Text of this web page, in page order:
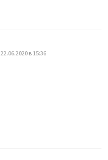
22.06.2020 в 15:36